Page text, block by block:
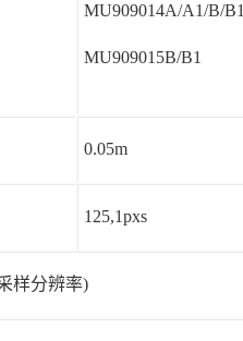
MU909014A/A1/B/B1
MU909015B/B1
0.05m
125,1pxs
样分辨率)